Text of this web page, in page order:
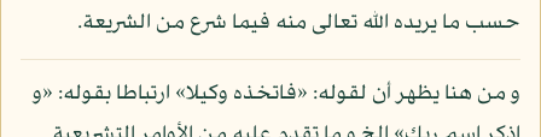
حسب ما يريده الله تعالى منه فيما شرع من الشريعة.
و من هنا يظهر أن لقوله: «فاتخذه وكيلا» ارتباطا بقوله: «و